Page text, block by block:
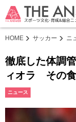
HOME サッカー ニ
徹底した体調
ィオラ その
ニュース